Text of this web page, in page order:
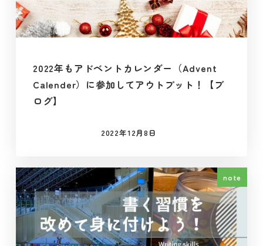
2022年もアドベントカレンダー（Advent
Calender）に参加してアウトプット！【ブ
ログ】
投稿日
2022年12月8日
note